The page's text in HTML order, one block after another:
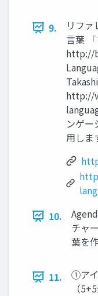
9.
リフ
言葉
http://
http://
ンゲー
用しま
10.
チャ
葉を
11.
①ア
（